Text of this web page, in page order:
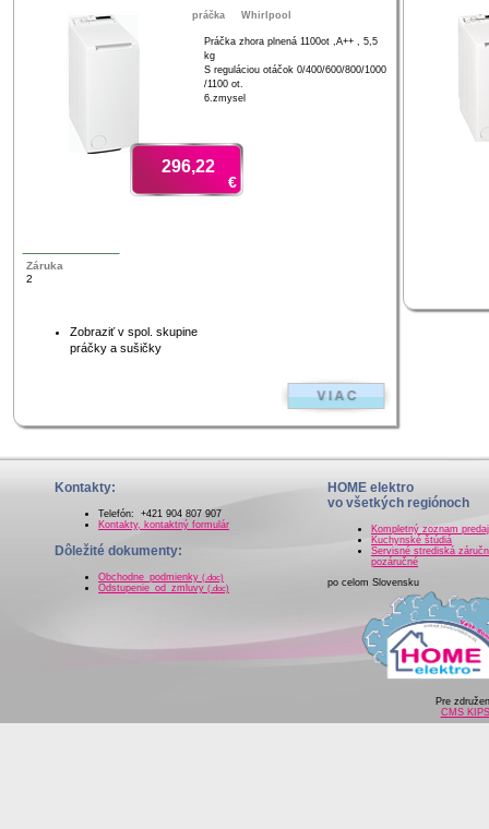
práčka Whirlpool
Práčka zhora plnená 1100ot ,A++ , 5,5
kg
S reguláciou otáčok 0/400/600/800/1000
/1100 ot.
6.zmysel
296,22
€
Záruka
2
Zobraziť v spol. skupine
práčky a sušičky
Kontakty:
Telefón: +421 904 807 907
Kontakty, kontaktný formulár
Dôležité dokumenty:
Obchodne_podmienky (.doc)
Odstupenie_od_zmluvy (.doc)
HOME elektro
vo všetkých regiónoch
Kompletný zoznam
Kuchynské štúdiá
Servisné strediská
pozáručné
po celom Slovensku
Pre
CMS